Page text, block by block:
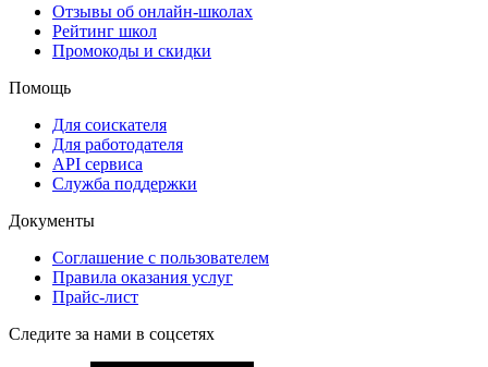
Отзывы об онлайн-школах
Рейтинг школ
Промокоды и скидки
Помощь
Для соискателя
Для работодателя
API сервиса
Служба поддержки
Документы
Соглашение с пользователем
Правила оказания услуг
Прайс-лист
Следите за нами в соцсетях